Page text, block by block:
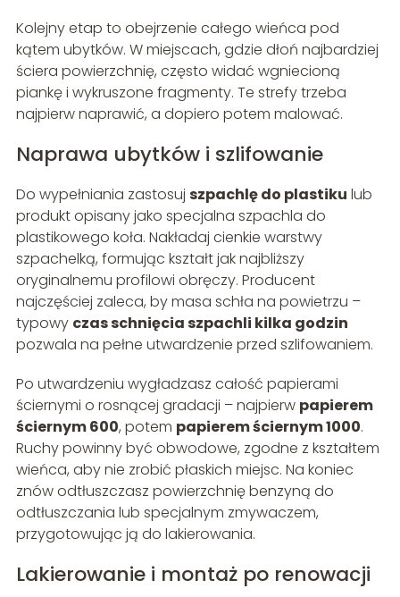
Kolejny etap to obejrzenie całego wieńca pod
kątem ubytków. W miejscach, gdzie dłoń najbardziej
ściera powierzchnię, często widać wgniecioną
piankę i wykruszone fragmenty. Te strefy trzeba
najpierw naprawić, a dopiero potem malować.
Naprawa ubytków i szlifowanie
Do wypełniania zastosuj szpachlę do plastiku lub
produkt opisany jako specjalna szpachla do
plastikowego koła. Nakładaj cienkie warstwy
szpachelką, formując kształt jak najbliższy
oryginalnemu profilowi obręczy. Producent
najczęściej zaleca, by masa schła na powietrzu –
typowy czas schnięcia szpachli kilka godzin
pozwala na pełne utwardzenie przed szlifowaniem.
Po utwardzeniu wygładzasz całość papierami
ściernymi o rosnącej gradacji – najpierw papierem
ściernym 600, potem papierem ściernym 1000.
Ruchy powinny być obwodowe, zgodne z kształtem
wieńca, aby nie zrobić płaskich miejsc. Na koniec
znów odtłuszczasz powierzchnię benzyną do
odtłuszczania lub specjalnym zmywaczem,
przygotowując ją do lakierowania.
Lakierowanie i montaż po renowacji